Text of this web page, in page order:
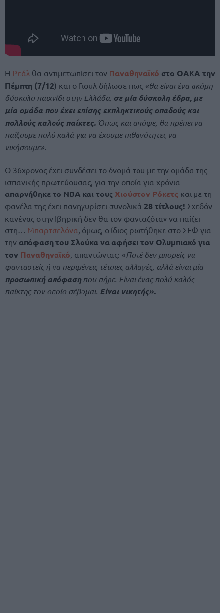
Η Ρεάλ θα αντιμετωπίσει τον Παναθηναϊκό στο ΟΑΚΑ την
Πέμπτη (7/12) και ο Γιουλ δήλωσε πως «θα είναι ένα ακόμη
δύσκολο παιχνίδι στην Ελλάδα, σε μία δύσκολη έδρα, με
μία ομάδα που έχει επίσης εκπληκτικούς οπαδούς και
πολλούς καλούς παίκτες. Όπως και απόψε, θα πρέπει να
παίξουμε πολύ καλά για να έχουμε πιθανότητες να
νικήσουμε».
Ο 36χρονος έχει συνδέσει το όνομά του με την ομάδα της
ισπανικής πρωτεύουσας, για την οποία για χρόνια
απαρνήθηκε το ΝΒΑ και τους Χιούστον Ρόκετς και με τη
φανέλα της έχει πανηγυρίσει συνολικά 28 τίτλους! Σχεδόν
κανένας στην Ιβηρική δεν θα τον φανταζόταν να παίζει
στη… Μπαρτσελόνα, όμως, ο ίδιος ρωτήθηκε στο ΣΕΦ για
την απόφαση του Σλούκα να αφήσει τον Ολυμπιακό για
τον Παναθηναϊκό, απαντώντας: «Ποτέ δεν μπορείς να
φανταστείς ή να περιμένεις τέτοιες αλλαγές, αλλά είναι μία
προσωπική απόφαση που πήρε. Είναι ένας πολύ καλός
παίκτης τον οποίο σέβομαι. Είναι νικητής».